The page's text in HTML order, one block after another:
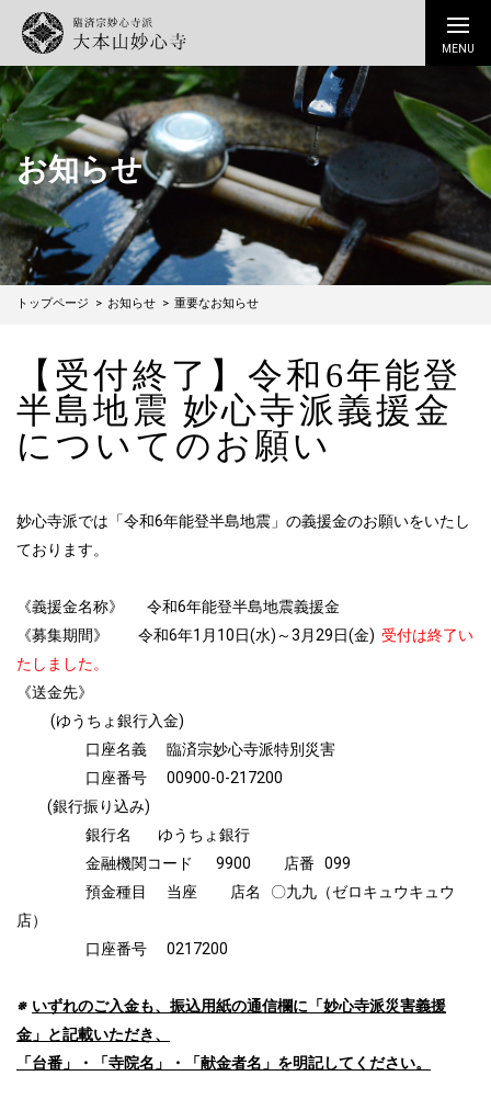
お知らせ
トップページ お知らせ 重要なお知らせ
【受付終了】令和6年能登
半島地震 妙心寺派義援金
についてのお願い
妙心寺派では「令和6年能登半島地震」の義援金のお願いをいたし
ております。
《義援金名称》 令和6年能登半島地震義援金
《募集期間》 令和6年1月10日(水)～3月29日(金) 受付は終了い
たしました。
《送金先》
(ゆうちょ銀行入金)
口座名義 臨済宗妙心寺派特別災害
口座番号 00900-0-217200
(銀行振り込み)
銀行名 ゆうちょ銀行
金融機関コード 9900 店番 099
預金種目 当座 店名 〇九九（ゼロキュウキュウ
店）
口座番号 0217200
※ いずれのご入金も、振込用紙の通信欄に「妙心寺派災害義援
金」と記載いただき、
「台番」・「寺院名」・「献金者名」を明記してください。